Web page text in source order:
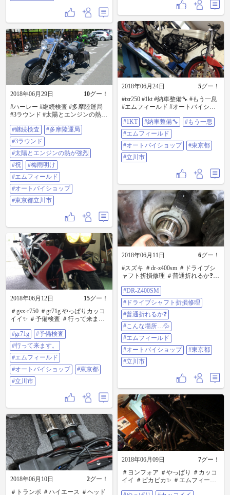
2018年06月29日 10グー！
#ハーレー #継続検査 #多摩陸運局
#3ラウンド #太陽とエンジンの熱が
ド #オートバイショップ #東京都立
川市
#継続検査
#多摩陸運局
#3ラウンド
#太陽とエンジンの熱が強烈
#祝
#梅雨明け
#エムフィールド
#オートバイショップ
#東京都立川市
2018年06月24日 5グー！
#tzr250 #1kt #納車整備🔧 #もう一息
#エムフィールド #オートバイショ
#1KT
#納車整備🔧
#もう一息
#エムフィールド
#オートバイショップ
#東京都
#立川市
2018年06月12日 15グー！
＃gsx-r750 ＃gr71g やっぱりカッコ
イイ✨ ＃予備検査 ＃行って来ま
イショップ ＃東京都 ＃立川市
#gr71g
#予備検査
#行って来ます。
#エムフィールド
#オートバイショップ
#東京都
#立川市
2018年06月11日 6グー！
#スズキ ＃dr-z400sm ＃ドライブシ
ャフト折損修理 ＃普通折れるか❓
ド ＃オートバイショップ ＃東京都
＃立川市
#DR-Z400SM
#ドライブシャフト折損修理
#普通折れるか❓
#こんな場所…💦
#エムフィールド
#オートバイショップ
#東京都
#立川市
2018年06月10日 2グー！
＃トランポ ＃ハイエース ＃ヘッド
2018年06月09日 7グー！
＃ヨンフォア ＃やっぱり ＃カッコ
イイ ＃ピカピカ✨ ＃エムフィール